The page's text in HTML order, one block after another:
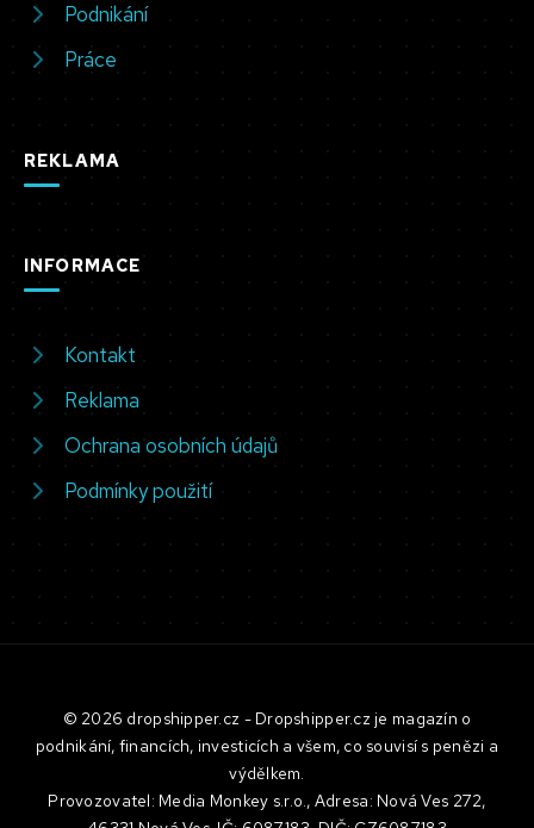
Podnikání
Práce
REKLAMA
INFORMACE
Kontakt
Reklama
Ochrana osobních údajů
Podmínky použití
© 2026 dropshipper.cz - Dropshipper.cz je magazín o
podnikání, financích, investicích a všem, co souvisí s penězi a
výdělkem.
Provozovatel: Media Monkey s.r.o., Adresa: Nová Ves 272,